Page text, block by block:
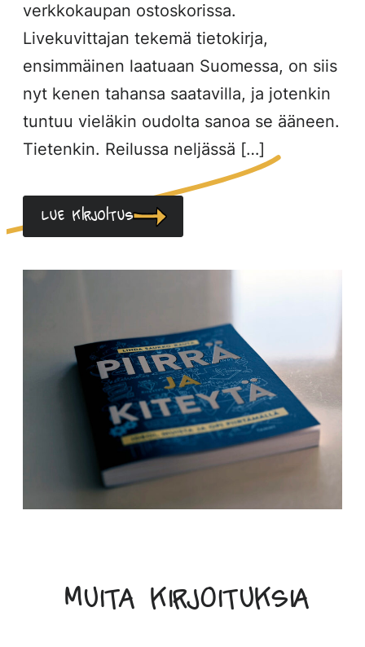
verkkokaupan ostoskorissa.
Livekuvittajan tekemä tietokirja,
ensimmäinen laatuaan Suomessa, on siis
nyt kenen tahansa saatavilla, ja jotenkin
tuntuu vieläkin oudolta sanoa se ääneen.
Tietenkin. Reilussa neljässä […]
Lue kirjoitus
Muita kirjoituksia